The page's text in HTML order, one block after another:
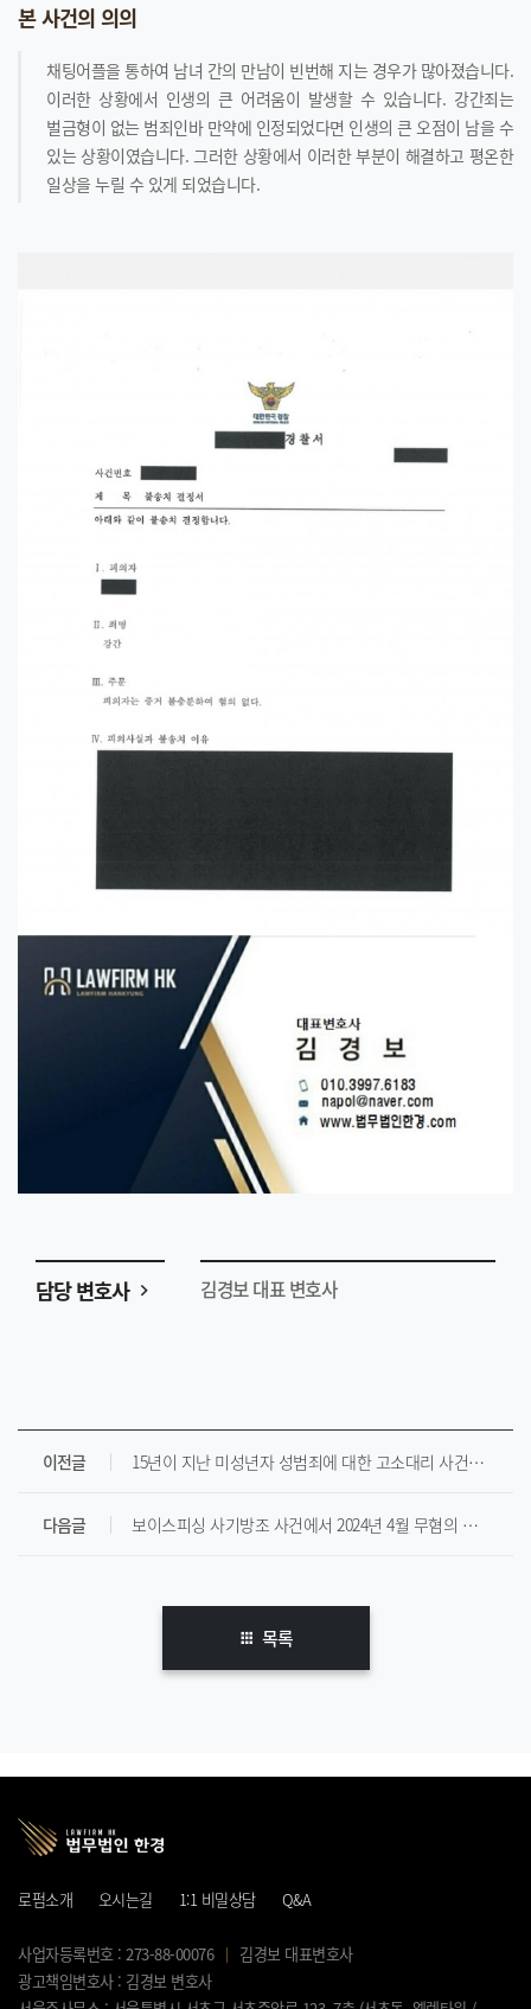
본 사건의 의의
채팅어플을 통하여 남녀 간의 만남이 빈번해 지는 경우가 많아졌습니다.
이러한 상황에서 인생의 큰 어려움이 발생할 수 있습니다. 강간죄는
벌금형이 없는 범죄인바 만약에 인정되었다면 인생의 큰 오점이 남을 수
있는 상황이였습니다. 그러한 상황에서 이러한 부분이 해결하고 평온한
일상을 누릴 수 있게 되었습니다.
담당 변호사 김경보 대표 변호사
이전글 15년이 지난 미성년자 성범죄에 대한 고소대리 사건입니다.
다음글 보이스피싱 사기방조 사건에서 2024년 4월 무혐의 종결된 사례입니다.
목록
로펌소개 오시는길 1:1 비밀상담 Q&A
사업자등록번호 : 273-88-00076
김경보 대표변호사
광고책임변호사 : 김경보 변호사